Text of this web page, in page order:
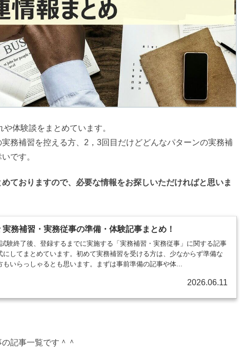
体験談をまとめています。
務補習を控える方、2，3回目だけどどんなパターンの実務補
です。
ておりますので、必要な情報をお探しいただければと思いま
務補習・実務従事の準備・体験記事まとめ！
験終了後、登録するまでに実施する「実務補習・実務従事」に関する記事
にしてまとめています。初めて実務補習を受ける方は、少なからず準備な
もいらっしゃるとも思います。まずは事前準備の記事や体...
2026.06.11
記事一覧です＾＾